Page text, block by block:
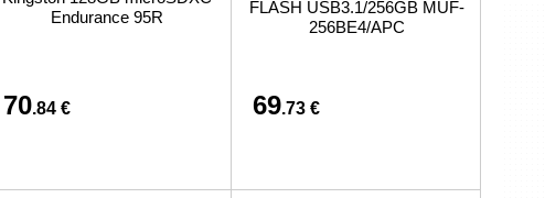
preču iegādi vai piegādi
Endurance 95R
70.84 €
FLASH USB3.1/256GB MUF-
256BE4/APC
69.73 €